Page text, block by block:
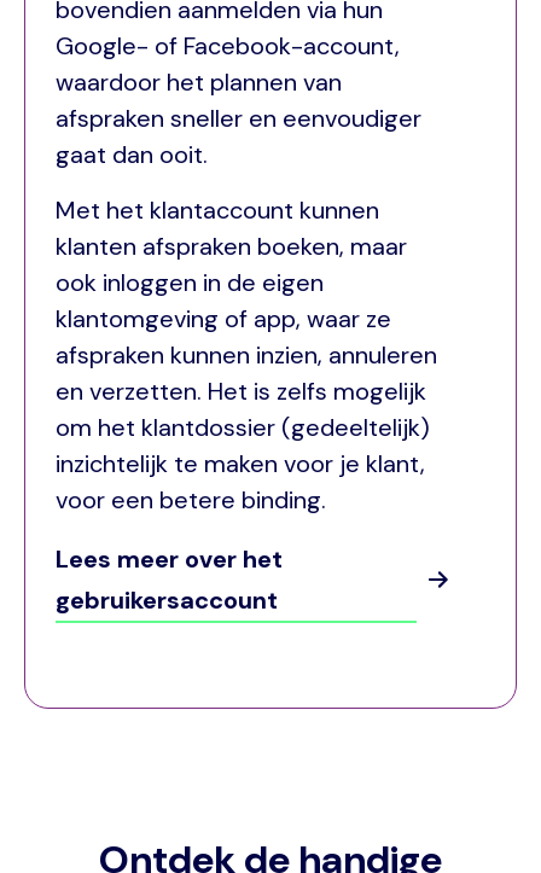
bovendien aanmelden via hun
Google- of Facebook-account,
waardoor het plannen van
afspraken sneller en eenvoudiger
gaat dan ooit.
Met het klantaccount kunnen
klanten afspraken boeken, maar
ook inloggen in de eigen
klantomgeving of app, waar ze
afspraken kunnen inzien, annuleren
en verzetten. Het is zelfs mogelijk
om het klantdossier (gedeeltelijk)
inzichtelijk te maken voor je klant,
voor een betere binding.
Lees meer over het
gebruikersaccount
Ontdek de handige